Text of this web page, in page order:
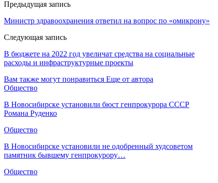
Предыдущая запись
Министр здравоохранения ответил на вопрос по «омикрону»
Следующая запись
В бюджете на 2022 год увеличат средства на социальные
расходы и инфраструктурные проекты
Вам также могут понравиться Еще от автора
Общество
В Новосибирске установили бюст генпрокурора СССР
Романа Руденко
Общество
В Новосибирске установили не одобренный худсоветом
памятник бывшему генпрокурору…
Общество